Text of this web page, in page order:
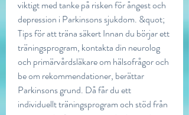
viktigt med tanke på risken för ångest och
depression i Parkinsons sjukdom. &quot;
Tips för att träna säkert Innan du börjar ett
träningsprogram, kontakta din neurolog
och primärvårdsläkare om hälsofrågor och
be om rekommendationer, berättar
Parkinsons grund. Då får du ett
individuellt träningsprogram och stöd från